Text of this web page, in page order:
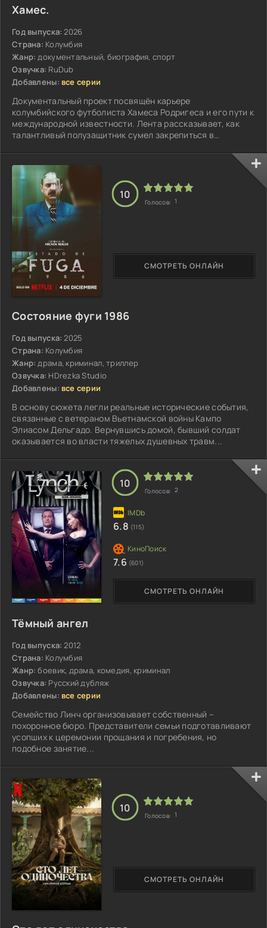
Хамес.
Год выпуска: 2026
Страна: Колумбия
Жанр: документальный, биография, спорт
Озвучка: RuDub
Добавлены: все серии
Документальный проект посвящён карьере
колумбийского футболиста Хамеса Родригеса и его пути к
международной известности. Лента рассказывает, как
талантливый полузащитник сумел закрепиться в
Состояние фуги 1986
Год выпуска: 2025
Страна: Колумбия
Жанр: драма, криминал, триллер
Озвучка: HDrezka Studio
Добавлены: все серии
В основу сюжета легли реальные исторические события,
связанные с ветераном Вьетнамской войны Кампо
Элиасом Дельгадо. Вернувшись домой, бывший солдат
оказывается во власти тяжелых душевных травм...
СМОТРЕТЬ ОНЛАЙН
10
Голосов: 1
Тёмный ангел
Год выпуска: 2012
Страна: Колумбия
Жанр: боевик, драма, комедия, криминал
Озвучка: Русский дубляж
Добавлены: все серии
Семейство Линч организовывает собственный –
похоронное бюро. Представители семьи подготавливают
усопших к церемонии прощания и погребения, но
подобное занятие...
СМОТРЕТЬ ОНЛАЙН
10
Голосов: 2
6.8 (115)
7.6 (601)
СМОТРЕТЬ ОНЛАЙН
10
Голосов: 1